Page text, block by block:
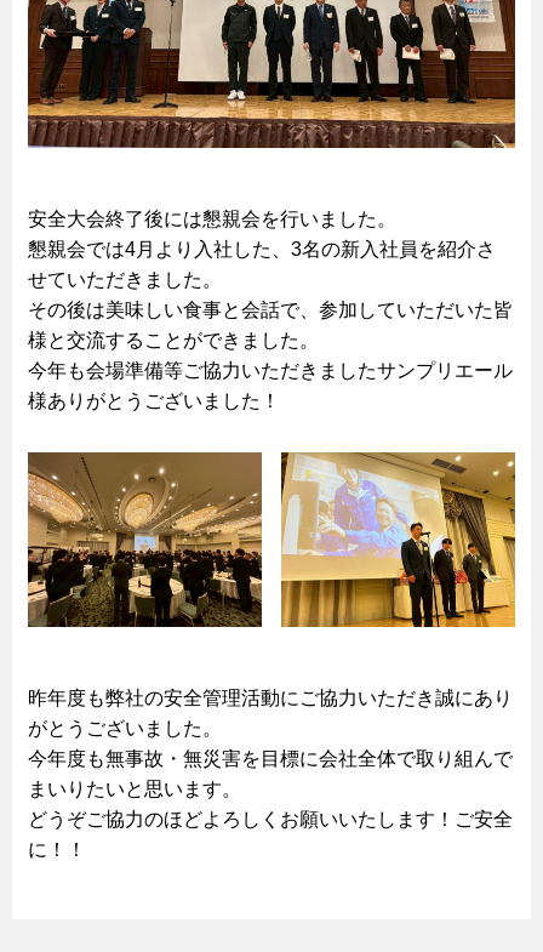
安全大会終了後には懇親会を行いました。
懇親会では4月より入社した、3名の新入社員を紹介さ
せていただきました。
その後は美味しい食事と会話で、参加していただいた皆
様と交流することができました。
今年も会場準備等ご協力いただきましたサンプリエール
様ありがとうございました！
昨年度も弊社の安全管理活動にご協力いただき誠にあり
がとうございました。
今年度も無事故・無災害を目標に会社全体で取り組んで
まいりたいと思います。
どうぞご協力のほどよろしくお願いいたします！ご安全
に！！